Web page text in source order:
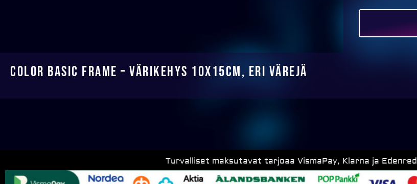
Color Basic Frame – Värikehys 10x15cm, eri värejä
Turvalliset maksutavat tarjoaa VismaPay, Klarna ja Edenred